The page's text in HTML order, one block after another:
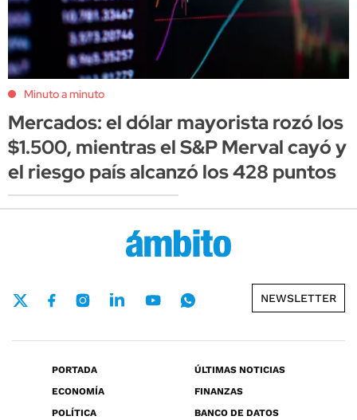
Minuto a minuto
Mercados: el dólar mayorista rozó los
$1.500, mientras el S&P Merval cayó y
el riesgo país alcanzó los 428 puntos
NEWSLETTER
PORTADA
ÚLTIMAS NOTICIAS
ECONOMÍA
FINANZAS
POLÍTICA
BANCO DE DATOS